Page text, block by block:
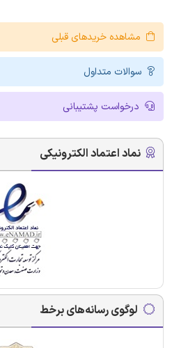
مشاهده خریدهای قبلی
سوالات متداول
درخواست پشتیبانی
نماد اعتماد الکترونیکی
لوگوی رسانه‌های برخط